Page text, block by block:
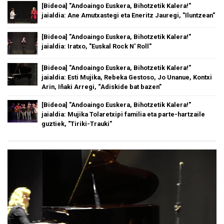
[Bideoa] "Andoaingo Euskera, Bihotzetik Kalera!"
jaialdia: Ane Amutxastegi eta Eneritz Jauregi, "Iluntzean"
[Bideoa] "Andoaingo Euskera, Bihotzetik Kalera!"
jaialdia: Iratxo, "Euskal Rock N' Roll"
[Bideoa] "Andoaingo Euskera, Bihotzetik Kalera!"
jaialdia: Esti Mujika, Rebeka Gestoso, Jo Unanue, Kontxi
Arin, Iñaki Arregi, “Adiskide bat bazen”
[Bideoa] "Andoaingo Euskera, Bihotzetik Kalera!"
jaialdia: Mujika Tolaretxipi familia eta parte-hartzaile
guztiek, "Tiriki-Trauki"